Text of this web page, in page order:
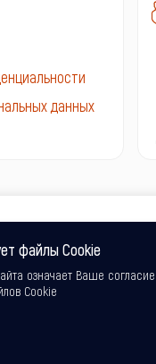
данных
файлы Cookie
означает Ваше согласие
Cookie